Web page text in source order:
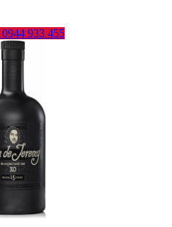
0944 933 455